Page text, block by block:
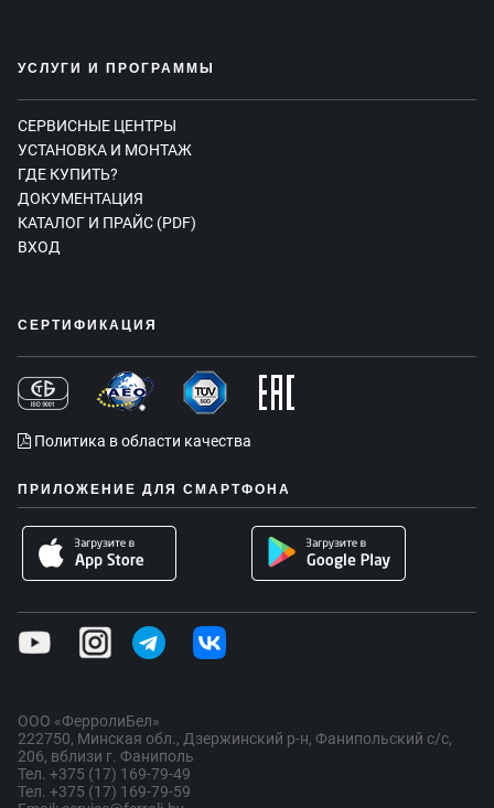
УСЛУГИ И ПРОГРАММЫ
СЕРВИСНЫЕ ЦЕНТРЫ
УСТАНОВКА И МОНТАЖ
ГДЕ КУПИТЬ?
ДОКУМЕНТАЦИЯ
КАТАЛОГ И ПРАЙС (PDF)
ВХОД
СЕРТИФИКАЦИЯ
Политика в области качества
ПРИЛОЖЕНИЕ ДЛЯ СМАРТФОНА
ООО «ФерролиБел»
222750, Минская обл., Дзержинский р-н, Фанипольский с/с,
206, вблизи г. Фаниполь
Тел. +375 (17) 169-79-49
Тел. +375 (17) 169-79-59